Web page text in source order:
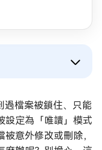
過檔案被鎖住、只能
設定為「唯讀」模式
意外修改或刪除，